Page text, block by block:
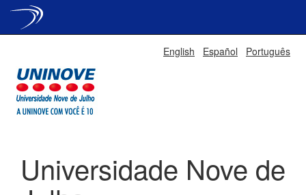
English Español Português
Universidade Nove de